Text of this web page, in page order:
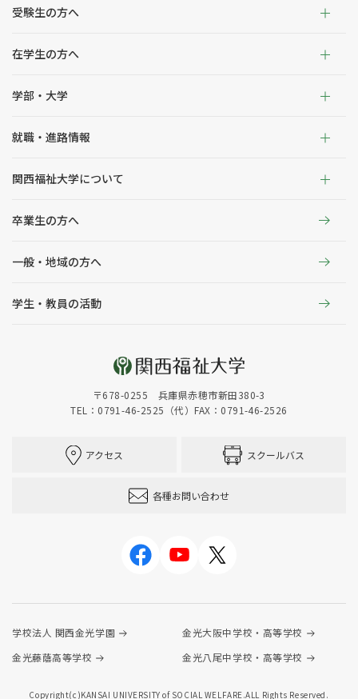
受験生の方へ
在学生の方へ
学部・大学
就職・進路情報
関西福祉大学について
卒業生の方へ
一般・地域の方へ
学生・教員の活動
〒678-0255 兵庫県赤穂市新田380-3
TEL：0791-46-2525（代）FAX：0791-46-2526
アクセス スクールバス
各種お問い合わせ
学校法人 関西金光学園
金光大阪中学校・高等学校
金光藤蔭高等学校
金光八尾中学校・高等学校
Copyright(c)KANSAI UNIVERSITY of SOCIAL WELFARE.ALL Rights Reserved.